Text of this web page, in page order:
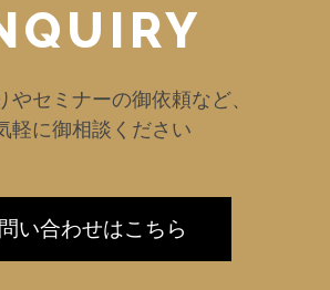
やセミナーの御依頼など、
軽に御相談ください
い合わせはこちら